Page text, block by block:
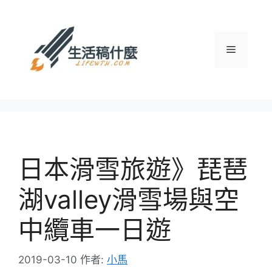
選
日本滑雪旅遊》琵琶
湖valley滑雪場與空
中纜車一日遊
2019-03-10 作者: 小馬